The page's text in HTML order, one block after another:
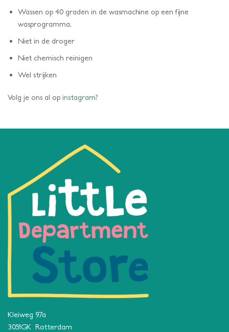
Wassen op 40 graden in de wasmachine op een fijne
wasprogramma.
Niet in de droger
Niet chemisch reinigen
Wel strijken
Volg je ons al op instagram?
Kleiweg 97a
3051GK Rotterdam